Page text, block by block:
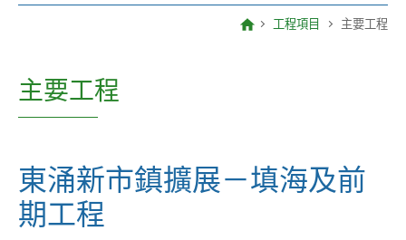
工程項目 主要工程
主要工程
東涌新市鎮擴展－填海及前
期工程